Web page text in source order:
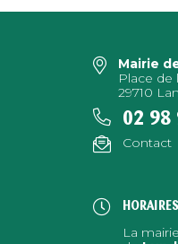
Mairie
Place de
29710
02 98
Contact
HORAIRES
La